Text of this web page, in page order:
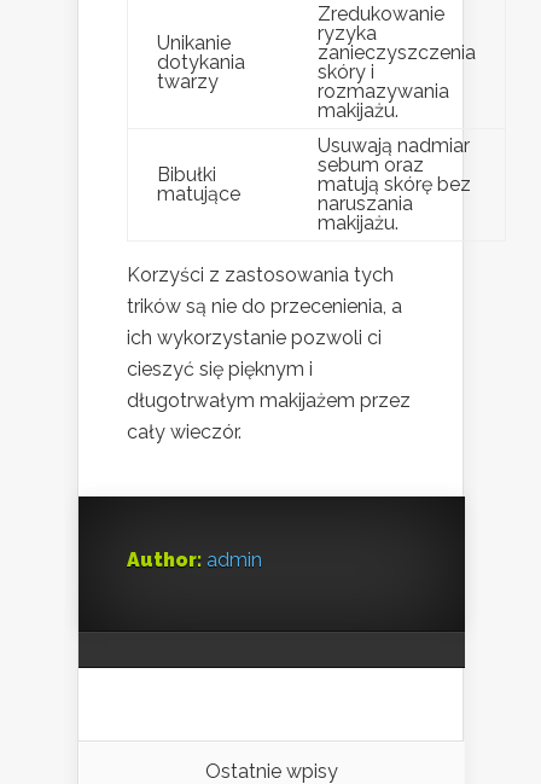
Unikanie
dotykania
twarzy
Zredukowanie
ryzyka
zanieczyszczenia
skóry i
rozmazywania
makijażu.
Bibułki
matujące
Usuwają nadmiar
sebum oraz
matują skórę bez
naruszania
makijażu.
Korzyści z zastosowania tych
trików są nie do przecenienia, a
ich wykorzystanie pozwoli ci
cieszyć się pięknym i
długotrwałym makijażem przez
cały wieczór.
Author: admin
Ostatnie wpisy